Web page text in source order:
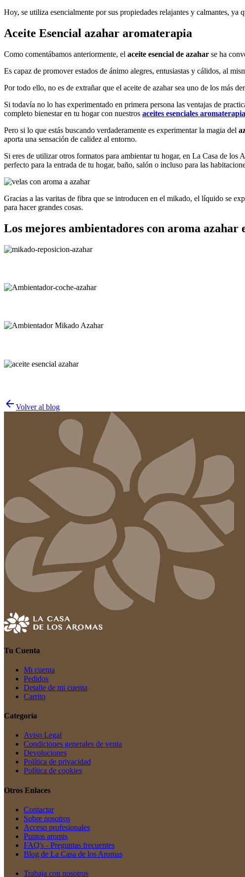
Hoy, se utiliza esencialmente por sus propiedades relajantes y calmantes, ya
Aceite Esencial azahar aromaterapia
Como comentábamos anteriormente, el aceite esencial de azahar se ha
Es capaz de promover estados de ánimo alegres, entusiastas y cálidos, al
Por todo ello, no es de extrañar que el aceite de azahar sea uno de los más
Si todavía no lo has experimentado en primera persona las ventajas de
completo bienestar en tu hogar con nuestros aceites esenciales aromaterapia
Pero si lo que estás buscando verdaderamente es experimentar la magia del
aporta una sensación de calidez al entorno.
Si eres de utilizar otros formatos para ambientar tu hogar, en La Casa de los
perfecto para la entrada de tu hogar, baño, salón o incluso para las
Gracias a las varitas de fibra que se introducen en el mikado, el líquido se
para hacer grandes cosas.
Los mejores ambientadores con aroma azahar
arrow_back Volver al blog
Tu Cuenta
Mi cuenta
Pedidos
Detalle de mi cuenta
Carrito
Categoría
Aviso Legal
Condiciones generales de venta
Devoluciones
Política de privacidad
Política de cookies
Otros Enlaces
Contactar
Sobre nosotros
Acceso profesionales
Puntos aromis
FAQ's - Preguntas frecuentes
Blog de La Casa de los Aromas
Trabaja con nosotros